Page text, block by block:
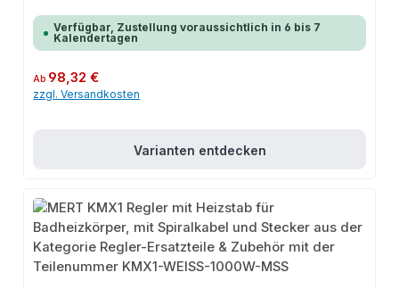
Verfügbar, Zustellung voraussichtlich in 6 bis 7
Kalendertagen
Regulärer Preis:
Ab 98,32 €
zzgl. Versandkosten
Varianten entdecken